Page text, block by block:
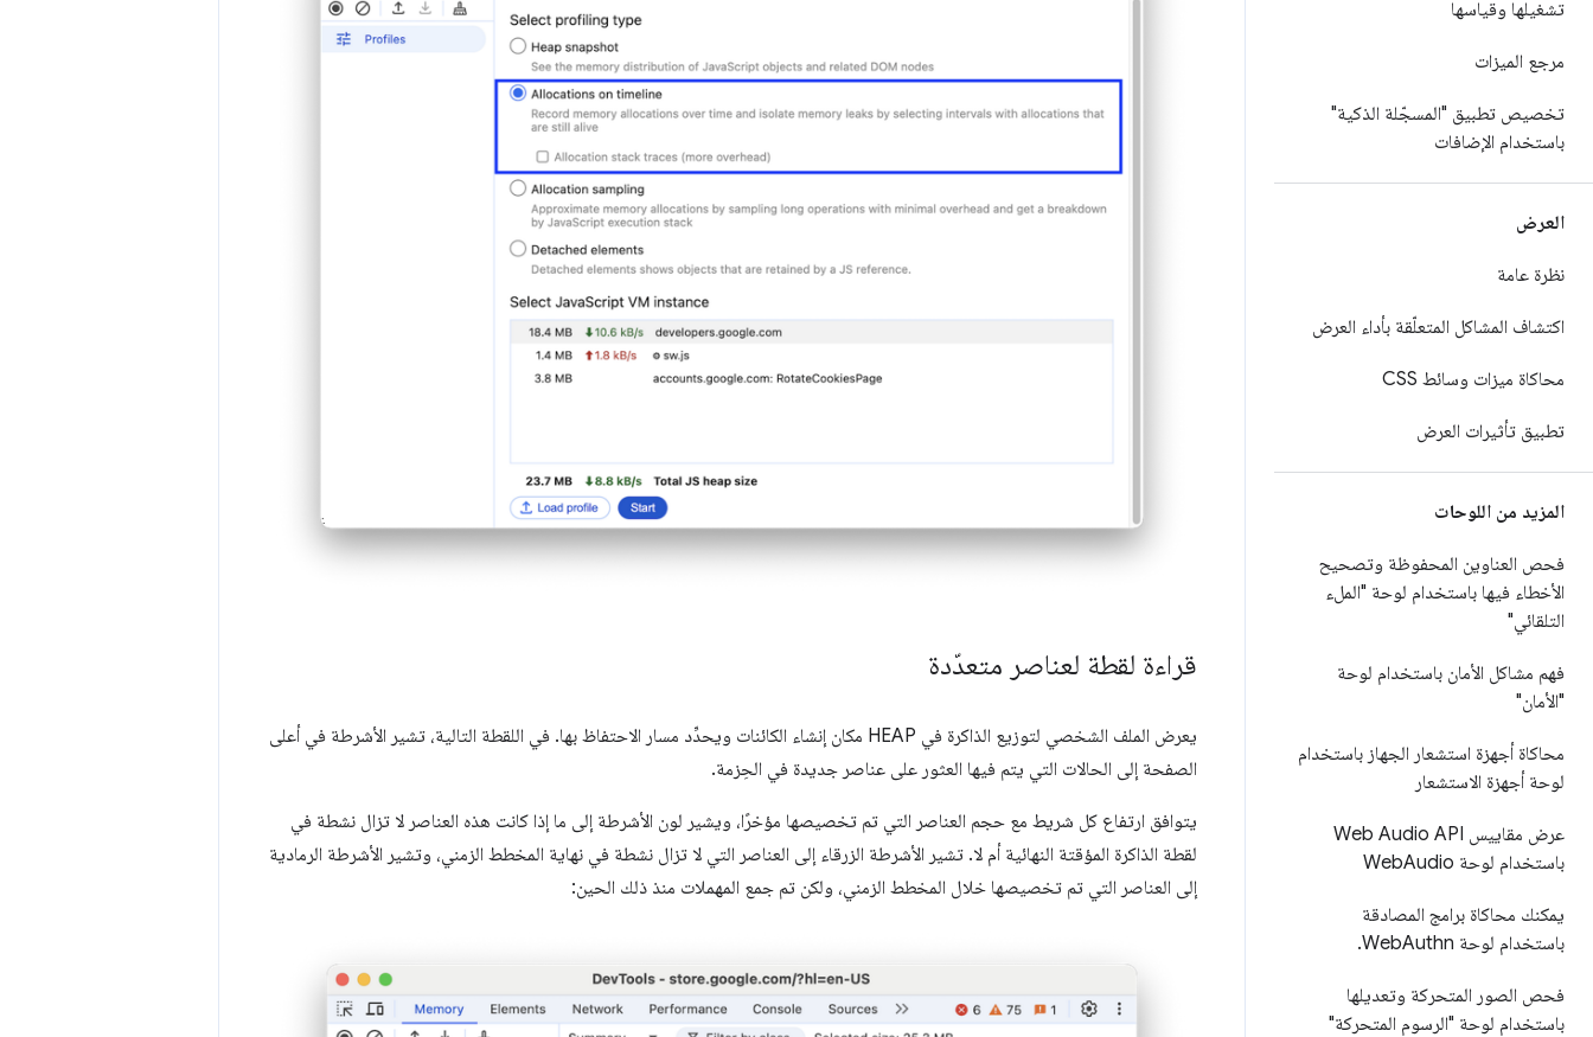
تشغيلها وقياسها
مرجع الميزات
تخصيص تطبيق "المسجّلة الذكية"
باستخدام الإضافات
العرض
نظرة عامة
اكتشاف المشاكل المتعلّقة بأداء العرض
محاكاة ميزات وسائط CSS
تطبيق تأثيرات العرض
المزيد من اللوحات
فحص العناوين المحفوظة وتصحيح
الأخطاء فيها باستخدام لوحة "الملء
التلقائي"
فهم مشاكل الأمان باستخدام لوحة
"الأمان"
محاكاة أجهزة استشعار الجهاز باستخدام
لوحة أجهزة الاستشعار
عرض مقاييس Web Audio API
باستخدام لوحة Web Audio
يمكنك محاكاة برامج المصادقة
باستخدام لوحة Web Authn
.
فحص الصور المتحركة وتعديلها
باستخدام لوحة "الرسوم المتحركة"
قراءة لقطة لعناصر متعدّدة
يعرض الملف الشخصي لتوزيع الذاكرة في HEAP مكان إنشاء الكائنات ويحدِّد مسار الاحتفاظ بها. في اللقطة التالية، تشير الأشرطة في أعلى
الصفحة إلى الحالات التي يتم فيها العثور على عناصر جديدة في الحِزمة.
يتوافق ارتفاع كل شريط مع حجم العناصر التي تم تخصيصها مؤخرًا، ويشير لون الأشرطة إلى ما إذا كانت هذه العناصر لا تزال نشطة في
لقطة الذاكرة المؤقتة النهائية أم لا. تشير الأشرطة الزرقاء إلى العناصر التي لا تزال نشطة في نهاية المخطط الزمني، وتشير الأشرطة الرمادية
إلى العناصر التي تم تخصيصها خلال المخطط الزمني، ولكن تم جمع المهملات منذ ذلك الحين: